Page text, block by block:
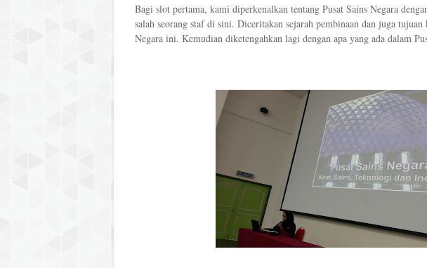
Bagi slot pertama, kami diperkenalkan tentang Pusat Sains Negara
salah seorang staf di sini. Diceritakan sejarah pembinaan dan juga tujuan
Negara ini. Kemudian diketengahkan lagi dengan apa yang ada dalam